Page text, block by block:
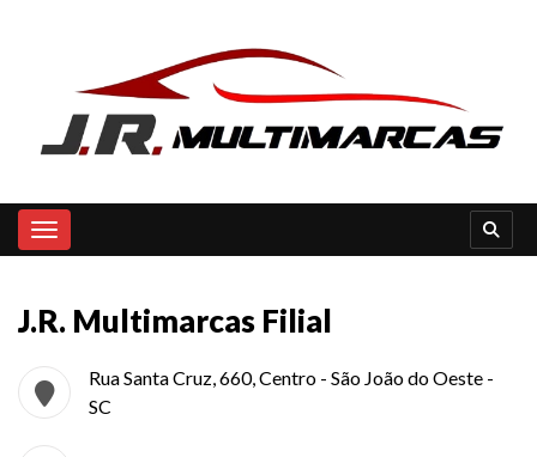
Toggle navigation
J.R. Multimarcas Filial
Rua Santa Cruz, 660, Centro - São João do Oeste -
SC